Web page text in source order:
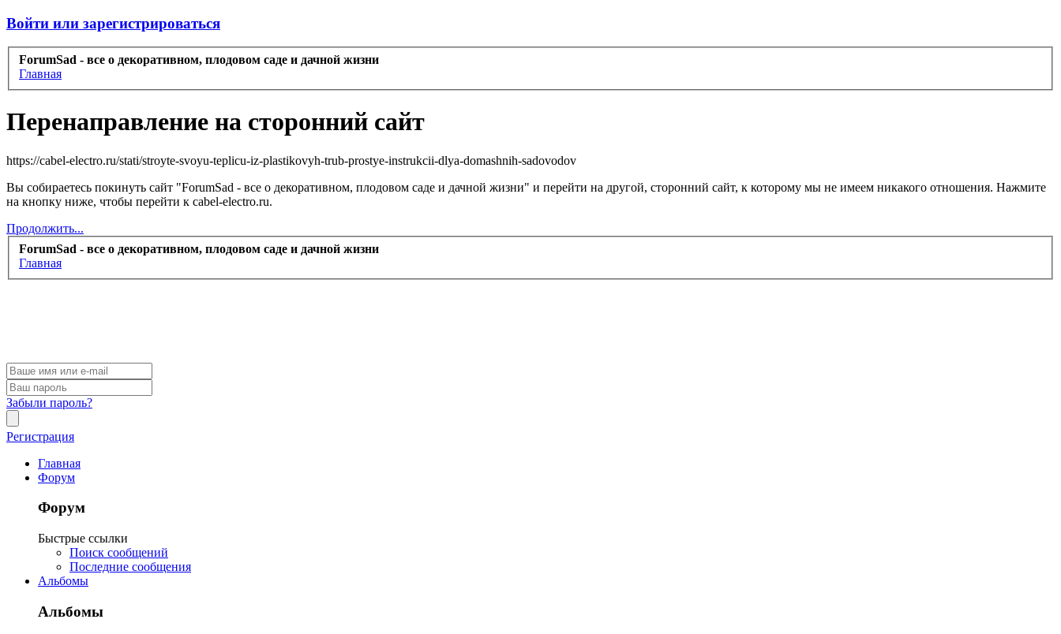
Войти или зарегистрироваться
ForumSad - все о декоративном, плодовом саде и дачной жизни
Главная
Перенаправление на сторонний сайт
https://cabel-electro.ru/stati/stroyte-svoyu-teplicu-iz-plastikovyh-trub-prostye-instrukcii-dlya-domashnih-sadovodov
Вы собираетесь покинуть сайт "ForumSad - все о декоративном, плодовом саде и дачной жизни" и перейти на другой, сторонний сайт, к которому мы не имеем никакого отношения. Нажмите
на кнопку ниже, чтобы перейти к cabel-electro.ru.
Продолжить...
ForumSad - все о декоративном, плодовом саде и дачной жизни
Главная
Забыли пароль?
Регистрация
Главная
Форум
Форум
Быстрые ссылки
Поиск сообщений
Последние сообщения
Альбомы
Альбомы